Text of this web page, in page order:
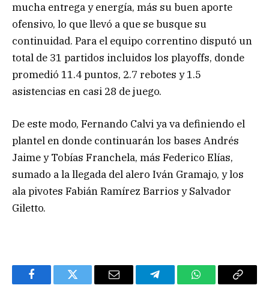
mucha entrega y energía, más su buen aporte
ofensivo, lo que llevó a que se busque su
continuidad. Para el equipo correntino disputó un
total de 31 partidos incluidos los playoffs, donde
promedió 11.4 puntos, 2.7 rebotes y 1.5
asistencias en casi 28 de juego.
De este modo, Fernando Calvi ya va definiendo el
plantel en donde continuarán los bases Andrés
Jaime y Tobías Franchela, más Federico Elías,
sumado a la llegada del alero Iván Gramajo, y los
ala pivotes Fabián Ramírez Barrios y Salvador
Giletto.
FacebookTwitter Email TelegramWhatsAppCopy